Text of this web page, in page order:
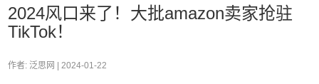
2024风口来了！大批amazon卖家抢驻
TikTok！
作者: 泛思网 | 2024-01-22